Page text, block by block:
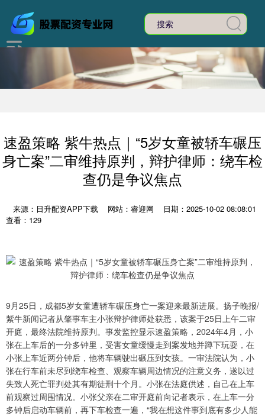
速盈策略 紫牛热点｜“5岁女童被轿车碾压
身亡案”二审维持原判，辩护律师：绕车检
查仍是争议焦点
来源：日升配资APP下载 网站：睿迎网
日期：2025-10-02 08:08:01
查看：129
9月25日，成都5岁女童遭轿车碾压身亡一案迎来最新进展。扬子晚报/
紫牛新闻记者从肇事车主小张辩护律师处获悉，该案于25日上午二审
开庭，最终法院维持原判。事发监控显示速盈策略，2024年4月，小
张在上车后的一分多钟里，受害女童缓慢走到案发地并蹲下玩耍，在
小张上车近两分钟后，他将车辆驶出碾压到女孩。一审法院认为，小
张在行车前未尽到绕车检查、观察车辆周边情况的注意义务，遂以过
失致人死亡罪判处其有期徒刑十个月。小张在法庭供述，自己在上车
前观察过周围情况。小张父亲在二审开庭前向记者表示，在上车一分
多钟后启动车辆前，再下车检查一遍，“我在想这件事到底有多少人能